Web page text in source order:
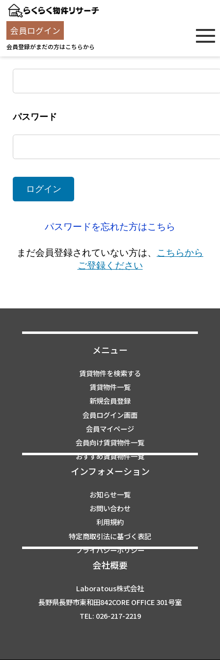
会員ログイン
会員登録がまだの方はこちらから
ユーザー名
パスワード
パスワードを忘れた方はこちら
まだ会員登録されていない方は、 こちらから
ご登録ください
メニュー
賃貸物件を検索する
賃貸物件一覧
新規会員登録
会員ログイン画面
会員マイページ
会員向け賃貸物件一覧
おすすめ賃貸物件一覧
インフォメーション
お知らせ一覧
お問い合わせ
利用規約
特定商取引法に基づく表記
プライバシーポリシー
会社概要
Laboratous株式会社
長野県長野市東和田842CORE OFFICE 301号室
TEL: 026-217-2219